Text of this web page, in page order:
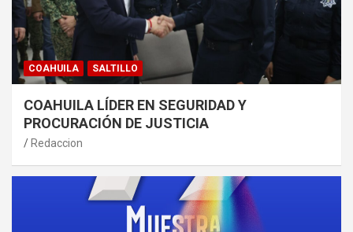
COAHUILA SALTILLO
COAHUILA LÍDER EN SEGURIDAD Y
PROCURACIÓN DE JUSTICIA
Redaccion